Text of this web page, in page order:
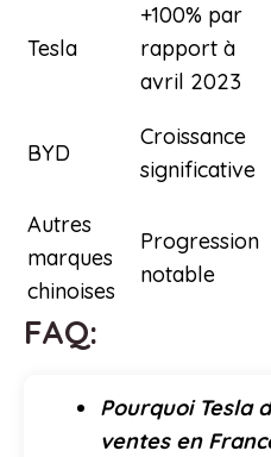
Tesla
+100% par
rapport à
avril 2023
BYD
Croissance
significative
Autres
marques
chinoises
Progression
notable
FAQ:
Pourquoi Tesla
ventes en